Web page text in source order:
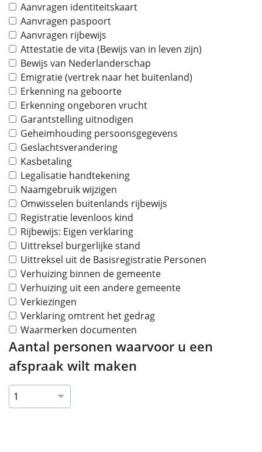
Aanvragen identiteitskaart
Aanvragen paspoort
Aanvragen rijbewijs
Attestatie de vita (Bewijs van in leven zijn)
Bewijs van Nederlanderschap
Emigratie (vertrek naar het buitenland)
Erkenning na geboorte
Erkenning ongeboren vrucht
Garantstelling uitnodigen
Geheimhouding persoonsgegevens
Geslachtsverandering
Kasbetaling
Legalisatie handtekening
Naamgebruik wijzigen
Omwisselen buitenlands rijbewijs
Registratie levenloos kind
Rijbewijs: Eigen verklaring
Uittreksel burgerlijke stand
Uittreksel uit de Basisregistratie Personen
Verhuizing binnen de gemeente
Verhuizing uit een andere gemeente
Verkiezingen
Verklaring omtrent het gedrag
Waarmerken documenten
Aantal personen waarvoor u een
afspraak wilt maken
Selecteer
aantal